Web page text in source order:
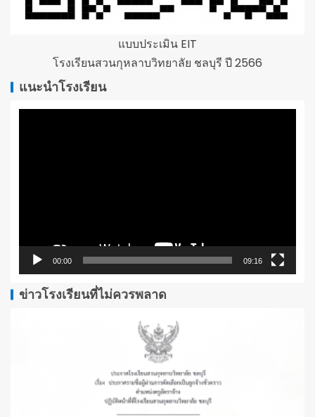
แบบประเมิน EIT
โรงเรียนสวนกุหลาบวิทยาลัย ชลบุรี ปี 2566
แนะนำโรงเรียน
00:00 09:16
ข่าวโรงเรียนที่ไม่ควรพลาด